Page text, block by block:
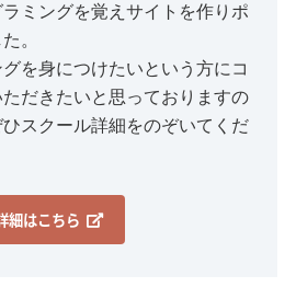
ミングを覚えサイトを作りポ
。
を身につけたいという方にコ
だきたいと思っておりますの
スクール詳細をのぞいてくだ
細はこちら